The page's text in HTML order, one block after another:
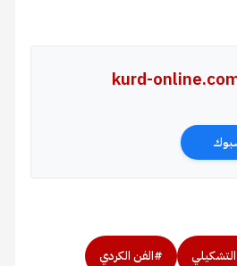
kurd-
#الفن الكردي